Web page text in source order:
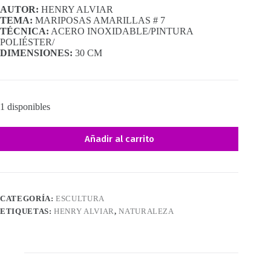
AUTOR: HENRY ALVIAR
TEMA: MARIPOSAS AMARILLAS # 7
TÉCNICA: ACERO INOXIDABLE/PINTURA
POLIÉSTER/
DIMENSIONES: 30 CM
1 disponibles
Añadir al carrito
CATEGORÍA:ESCULTURA
ETIQUETAS:HENRY ALVIAR,NATURALEZA